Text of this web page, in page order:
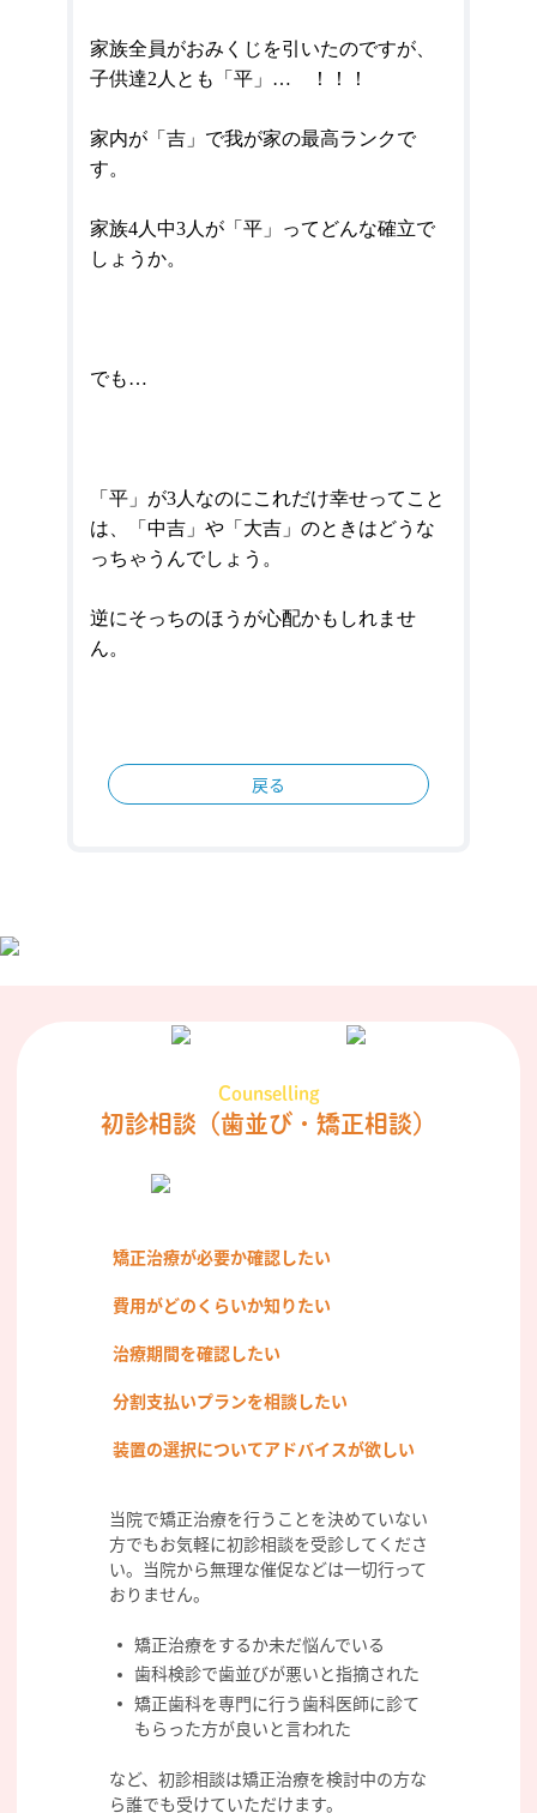
家族全員がおみくじを引いたのですが、
子供達2 人とも「平」… ！！！
家内が「吉」で我が家の最高ランクで
す。
家族4人中3人が「平」ってどんな確立で
しょうか。
でも…
「平」が3人なのにこれだけ幸せってこと
は、「中吉」や「大吉」のときはどうな
っちゃうんでしょう。
逆にそっちのほうが心配かもしれませ
ん。
戻る
Counselling
初診相談 （歯並び・矯正相談）
矯正治療が必要か確認したい
費用がどのくらいか知りたい
治療期間を確認したい
分割支払いプランを相談したい
装置の選択についてアドバイスが欲しい
当院で矯正治療を行うことを決めていない
方でもお気軽に初診相談を受診してくださ
い。当院から無理な催促などは一切行って
おりません。
矯正治療をするか未だ悩んでいる
歯科検診で歯並びが悪いと指摘された
矯正歯科を専門に行う歯科医師に診て
もらった方が良いと言われた
など、初診相談は矯正治療を検討中の方な
ら誰でも受けていただけます。